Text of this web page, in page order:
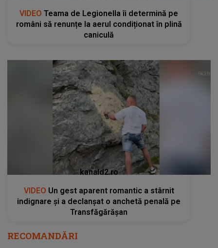
VIDEO Teama de Legionella îi determină pe
români să renunțe la aerul condiționat în plină
caniculă
kanald2.ro
VIDEO Un gest aparent romantic a stârnit
indignare și a declanșat o anchetă penală pe
Transfăgărășan
RECOMANDĂRI